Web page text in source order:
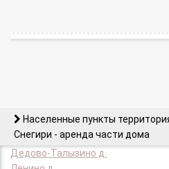
Населенные пункты
Снегири - аренда части дома
Дедово-Талызино д.